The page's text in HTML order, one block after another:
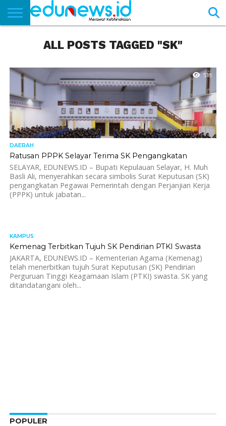
EDUNEWS
LITERASI
PUSTAKA
SOSOK
KHASANAH
SASTRAALL POSTS TAGGED "SK"
518
DAERAH
Ratusan PPPK Selayar Terima SK Pengangkatan
SELAYAR, EDUNEWS.ID – Bupati Kepulauan Selayar, H. Muh
Basli Ali, menyerahkan secara simbolis Surat Keputusan (SK)
pengangkatan Pegawai Pemerintah dengan Perjanjian Kerja
(PPPK) untuk jabatan...
KAMPUS
Kemenag Terbitkan Tujuh SK Pendirian PTKI Swasta
JAKARTA, EDUNEWS.ID – Kementerian Agama (Kemenag)
telah menerbitkan tujuh Surat Keputusan (SK) Pendirian
Perguruan Tinggi Keagamaan Islam (PTKI) swasta. SK yang
ditandatangani oleh...
POPULER